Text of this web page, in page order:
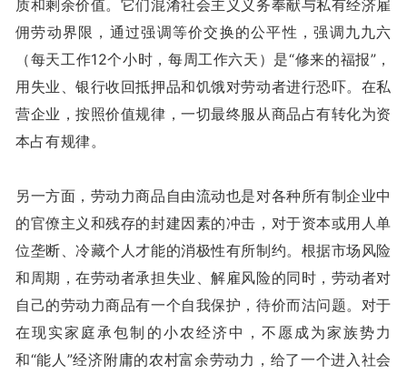
质和剩余价值。它们混淆社会主义义务奉献与私有经济雇
佣劳动界限，通过强调等价交换的公平性，强调九九六
（每天工作12个小时，每周工作六天）是“修来的福报”，
用失业、银行收回抵押品和饥饿对劳动者进行恐吓。在私
营企业，按照价值规律，一切最终服从商品占有转化为资
本占有规律。
另一方面，劳动力商品自由流动也是对各种所有制企业中
的官僚主义和残存的封建因素的冲击，对于资本或用人单
位垄断、冷藏个人才能的消极性有所制约。根据市场风险
和周期，在劳动者承担失业、解雇风险的同时，劳动者对
自己的劳动力商品有一个自我保护，待价而沽问题。对于
在现实家庭承包制的小农经济中，不愿成为家族势力
和“能人”经济附庸的农村富余劳动力，给了一个进入社会